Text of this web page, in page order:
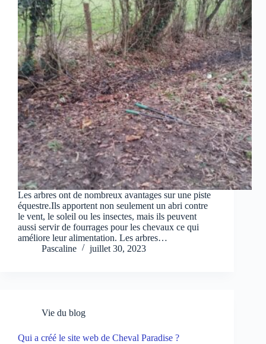
Les arbres ont de nombreux avantages sur une piste
équestre.Ils apportent non seulement un abri contre
le vent, le soleil ou les insectes, mais ils peuvent
aussi servir de fourrages pour les chevaux ce qui
améliore leur alimentation. Les arbres…
Pascaline
juillet 30, 2023
Vie du blog
Qui a créé le site web de Cheval Paradise ?